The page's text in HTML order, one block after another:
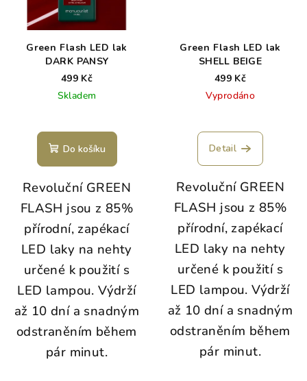
Green Flash LED lak
DARK PANSY
499 Kč
Skladem
Do košíku
Revoluční GREEN
FLASH jsou z 85%
přírodní, zapékací
LED laky na nehty
určené k použití s
LED lampou. Výdrží
až 10 dní a snadným
odstraněním během
pár minut.
Green Flash LED lak
SHELL BEIGE
499 Kč
Vyprodáno
Detail
Revoluční GREEN
FLASH jsou z 85%
přírodní, zapékací
LED laky na nehty
určené k použití s
LED lampou. Výdrží
až 10 dní a snadným
odstraněním během
pár minut.